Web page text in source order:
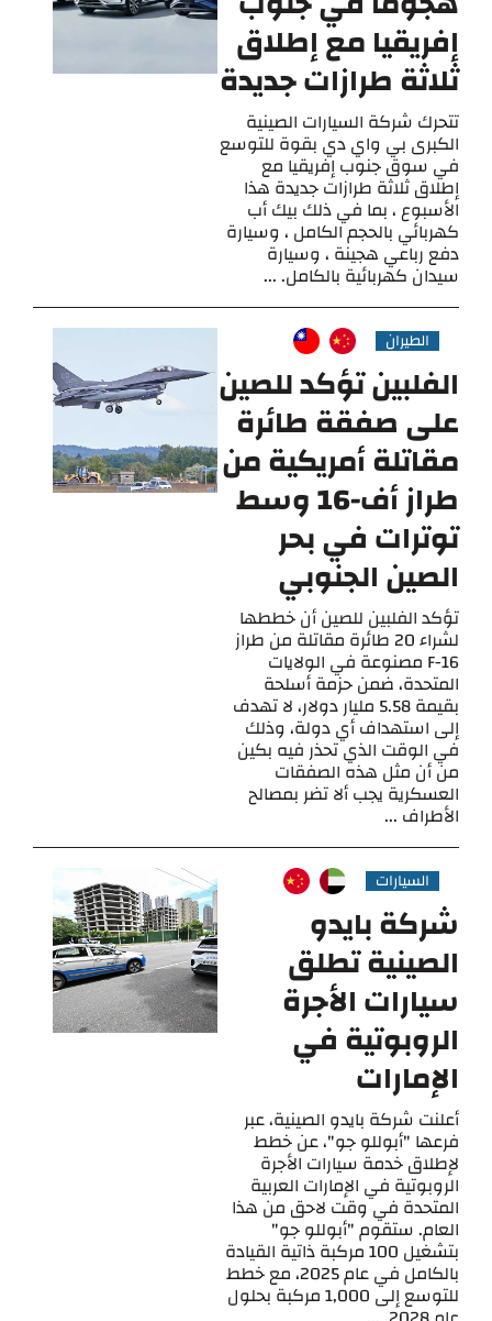
إفريقيا مع إطلاق
ثلاثة طرازات جديدة
تتحرك شركة السيارات الصينية
الكبرى بي واي دي بقوة للتوسع
في سوق جنوب إفريقيا مع
إطلاق ثلاثة طرازات جديدة هذا
الأسبوع ، بما في ذلك بيك أب
كهربائي بالحجم الكامل ، وسيارة
دفع رباعي هجينة ، وسيارة
سيدان كهربائية بالكامل. ...
الطيران
الفلبين تؤكد للصين
على صفقة طائرة
مقاتلة أمريكية من
طراز أف-16 وسط
توترات في بحر
الصين الجنوبي
تؤكد الفلبين للصين أن خططها
لشراء 20 طائرة مقاتلة من طراز
F-16 مصنوعة في الولايات
المتحدة، ضمن حزمة أسلحة
بقيمة 5.58 مليار دولار، لا تهدف
إلى استهداف أي دولة، وذلك
في الوقت الذي تحذر فيه بكين
من أن مثل هذه الصفقات
العسكرية يجب ألا تضر بمصالح
الأطراف ...
السيارات
شركة بايدو
الصينية تطلق
سيارات الأجرة
الروبوتية في
الإمارات
أعلنت شركة بايدو الصينية، عبر
فرعها "أبوللو جو"، عن خطط
لإطلاق خدمة سيارات الأجرة
الروبوتية في الإمارات العربية
المتحدة في وقت لاحق من هذا
العام. ستقوم "أبوللو جو"
بتشغيل 100 مركبة ذاتية القيادة
بالكامل في عام 2025، مع خطط
للتوسع إلى 1,000 مركبة بحلول